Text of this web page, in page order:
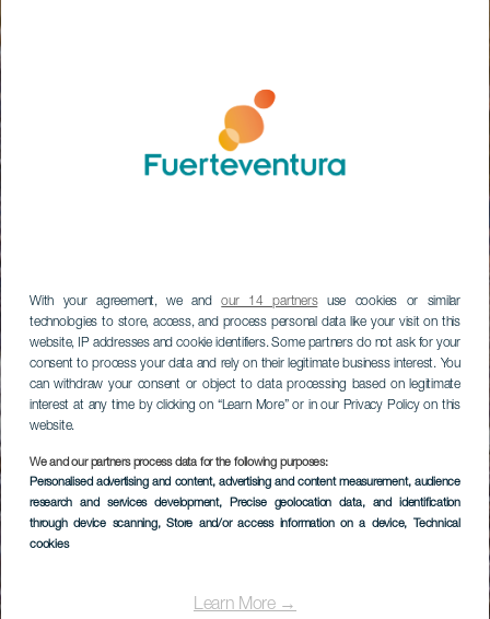
With your agreement, we andour 14 partnersuse cookies or similar
technologies to store, access, and process personal data like your visit on this
website, IP addresses and cookie identifiers. Some partners do not ask for your
consent to process your data and rely on their legitimate business interest. You
can withdraw your consent or object to data processing based on legitimate
interest at any time by clicking on “Learn More” or in our Privacy Policy on this
website.
We and our partners process data for the following purposes:
Personalised advertising and content, advertising and content measurement, audience
research and services development, Precise geolocation data, and identification
through device scanning, Store and/or access information on a device, Technical
cookies
Learn More →